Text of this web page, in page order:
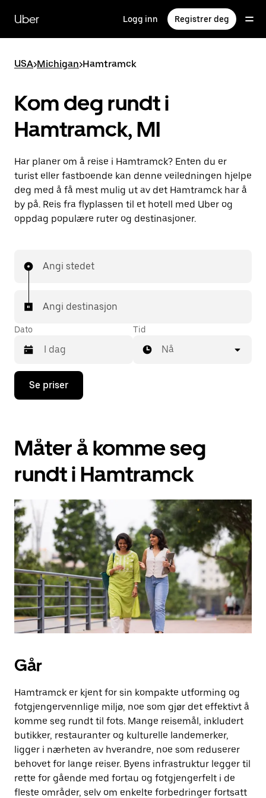
hovedinnholdet
Uber Logg inn Registrer deg
USA>Michigan>Hamtramck
Kom deg rundt i
Hamtramck, MI
Har planer om å reise i Hamtramck? Enten du er
turist eller fastboende kan denne veiledningen hjelpe
deg med å få mest mulig ut av det Hamtramck har å
by på. Reis fra flyplassen til et hotell med Uber og
oppdag populære ruter og destinasjoner.
Angi stedet
Angi destinasjon
Dato
Trykk
piltast
åpne
kalenderen
velge
Trykk
på
Esc-
knappen
for
å
lukke
kalenderen.
Tid
Nå
Se priser
Måter å komme seg
rundt i Hamtramck
Går
Hamtramck er kjent for sin kompakte utforming og
fotgjengervennlige miljø, noe som gjør det effektivt å
komme seg rundt til fots. Mange reisemål, inkludert
butikker, restauranter og kulturelle landemerker,
ligger i nærheten av hverandre, noe som reduserer
behovet for lange reiser. Byens infrastruktur legger til
rette for gående med fortau og fotgjengerfelt i de
fleste områder, selv om enkelte forbedringer fortsatt